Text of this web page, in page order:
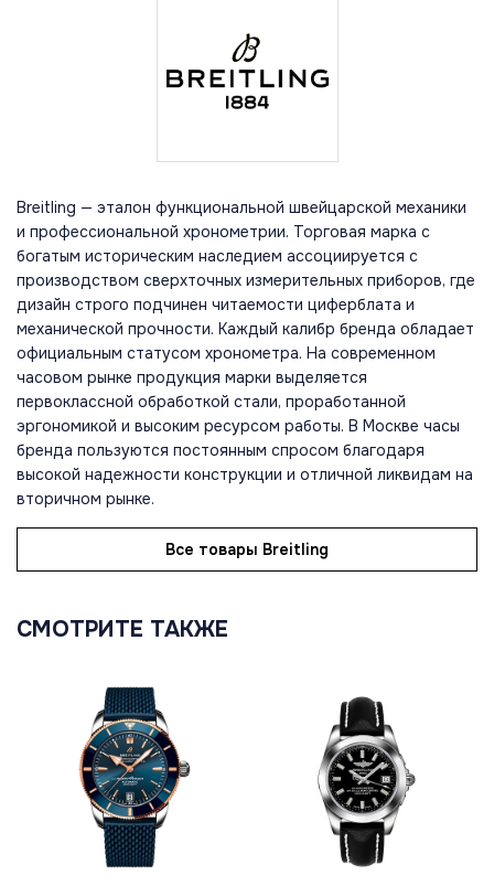
Breitling — эталон функциональной швейцарской механики
и профессиональной хронометрии. Торговая марка с
богатым историческим наследием ассоциируется с
производством сверхточных измерительных приборов, где
дизайн строго подчинен читаемости циферблата и
механической прочности. Каждый калибр бренда обладает
официальным статусом хронометра. На современном
часовом рынке продукция марки выделяется
первоклассной обработкой стали, проработанной
эргономикой и высоким ресурсом работы. В Москве часы
бренда пользуются постоянным спросом благодаря
высокой надежности конструкции и отличной ликвидам на
вторичном рынке.
Все товары Breitling
СМОТРИТЕ ТАКЖЕ